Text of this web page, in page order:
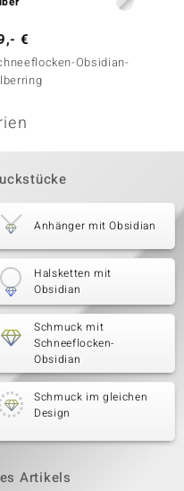
€
Obsidian-
Anhänger mit Obsidian
Halsketten mit
Obsidian
Schmuck mit
Schneeflocken-
Obsidian
Schmuck im gleichen
Design
Artikels